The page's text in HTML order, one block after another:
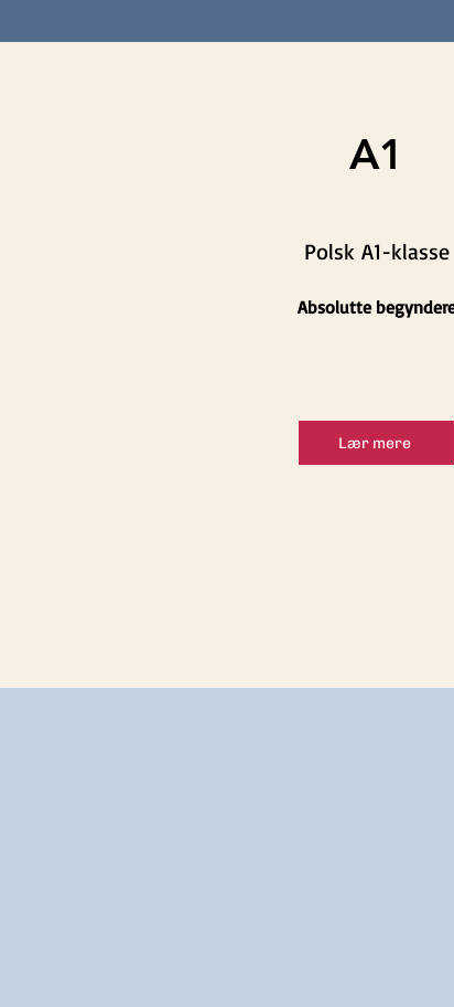
A1
Polsk A1-klasse
Absolutte
Lær mere